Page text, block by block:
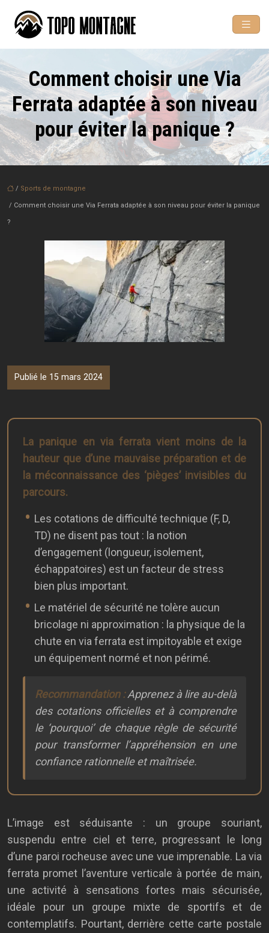
Comment choisir une Via
Ferrata adaptée à son niveau
pour éviter la panique ?
/ Sports de montagne
/ Comment choisir une Via Ferrata adaptée à son niveau pour éviter la panique
?
Publié le 15 mars 2024
La panique en via ferrata vient moins de la
hauteur que d’une mauvaise préparation et de
la méconnaissance des ‘pièges’ invisibles du
parcours.
Les cotations de difficulté technique (F, D,
TD) ne disent pas tout : la notion
d’engagement (longueur, isolement,
échappatoires) est un facteur de stress
bien plus important.
Le matériel de sécurité ne tolère aucun
bricolage ni approximation : la physique de la
chute en via ferrata est impitoyable et exige
un équipement normé et non périmé.
Recommandation :Apprenez à lire au-delà
des cotations officielles et à comprendre
le ‘pourquoi’ de chaque règle de sécurité
pour transformer l’appréhension en une
confiance rationnelle et maîtrisée.
L’image est séduisante : un groupe souriant,
suspendu entre ciel et terre, progressant le long
d’une paroi rocheuse avec une vue imprenable. La via
ferrata promet l’aventure verticale à portée de main,
une activité à sensations fortes mais sécurisée,
idéale pour un groupe mixte de sportifs et de
contemplatifs. Pourtant, derrière cette carte postale